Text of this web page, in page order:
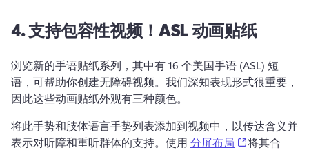
4. 支持包容性视频！ASL 动画贴纸
浏览新的手语贴纸系列，其中有 16 个美国手语 (ASL) 短
语，可帮助你创建无障碍视频。我们深知表现形式很重要，
因此这些动画贴纸外观有三种颜色。
将此手势和肢体语言手势列表添加到视频中，以传达含义并
表示对听障和重听群体的支持。使用 分屏布局 (opens in a
将其合